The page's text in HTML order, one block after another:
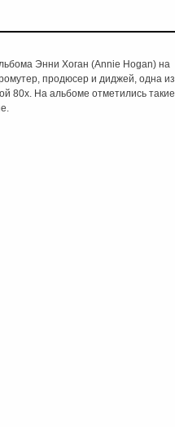
Энни Хоган (Annie Hogan) на
продюсер и диджей, одна из
80х. На альбоме отметились такие